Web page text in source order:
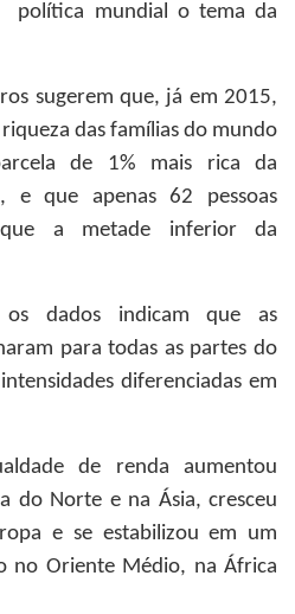
política mundial o tema da
sugerem que, já em 2015,
das famílias do mundo
de 1% mais rica da
e que apenas 62 pessoas
a metade inferior da
os dados indicam que as
para todas as partes do
diferenciadas em
de renda aumentou
do Norte e na Ásia, cresceu
e se estabilizou em um
no Oriente Médio, na África